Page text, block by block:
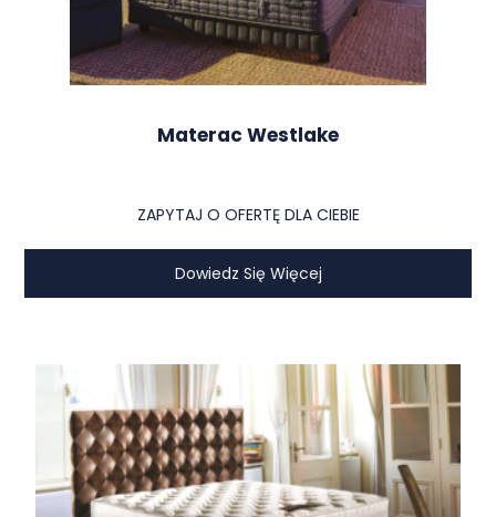
Materac Westlake
ZAPYTAJ O OFERTĘ DLA CIEBIE
Dowiedz Się Więcej